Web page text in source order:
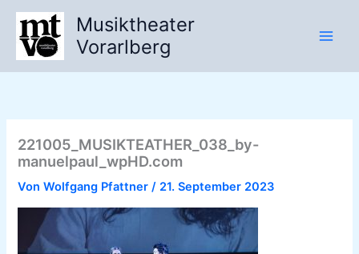
Zum
Inhalt
springen
Musiktheater
Vorarlberg
221005_MUSIKTEATHER_038_by-
manuelpaul_wpHD.com
VonWolfgang Pfattner/ 21. September 2023